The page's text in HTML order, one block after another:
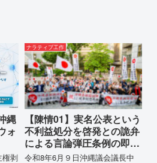
縄
ォ
権剥
ナラティブ工作
【陳情01】実名公表という
不利益処分を啓発との詭弁
による言論弾圧条例の即時
運用停止を求める陳情
令和8年6月９日沖縄議会議長中